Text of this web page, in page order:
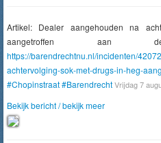
Artikel: Dealer aangehouden na
aangetroffen aan
https://barendrechtnu.nl/incidenten/
achtervolging-sok-met-drugs-in-heg-
#Chopinstraat#BarendrechtVrijdag 7
Bekijk bericht / bekijk meer